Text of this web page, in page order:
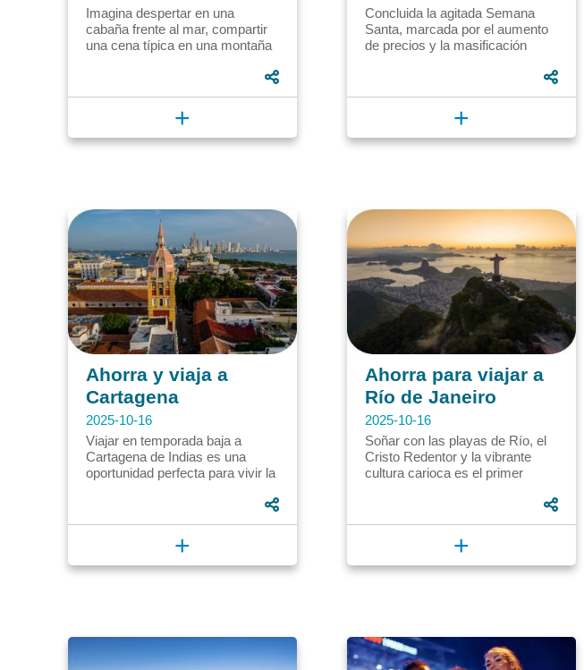
Imagina despertar en una
cabaña frente al mar, compartir
una cena típica en una montaña
+
Concluida la agitada Semana
Santa, marcada por el aumento
de precios y la masificación
+
Ahorra y viaja a
Cartagena
2025-10-16
Viajar en temporada baja a
Cartagena de Indias es una
oportunidad perfecta para vivir la
gastos y más tranquilidad. Las...
+
Ahorra para viajar a
Río de Janeiro
2025-10-16
Soñar con las playas de Río, el
Cristo Redentor y la vibrante
cultura carioca es el primer
+